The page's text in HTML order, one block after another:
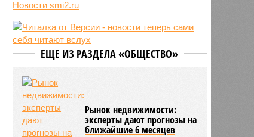
15:23
Euractiv: закрытие границы с
экономики Финляндии
13:44
Минобрнауки осенью примет
решение о правилах приёма на
Новости smi2.ru
ЕЩЕ ИЗ РАЗДЕЛА «ОБЩЕСТВО»
Рынок недвижимости:
эксперты дают прогнозы на
ближайшие 6 месяцев